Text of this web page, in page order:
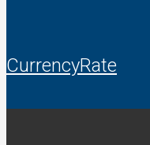
CurrencyRate